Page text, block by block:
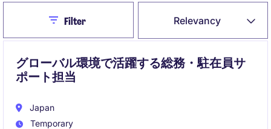
Relevancy
CloseFilter
グローバル環境で活躍する総務・駐在員サ
ポート担当
Japan
Temporary